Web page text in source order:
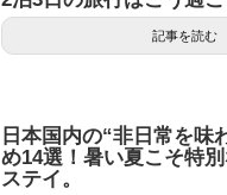
記事を読む
日本国内の“非日常を味
め14選！暑い夏こそ特
ステイ。